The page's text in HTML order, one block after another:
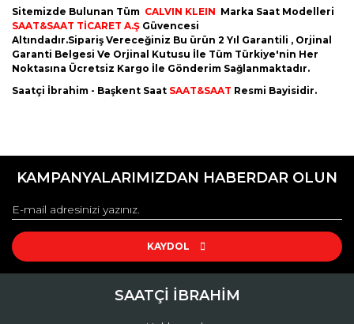
Sitemizde Bulunan Tüm CALVIN KLEIN Marka Saat Modelleri
SAAT&SAAT TİCARET A.Ş Güvencesi
Altındadır.Sipariş Vereceğiniz Bu ürün 2 Yıl Garantili , Orjinal
Garanti Belgesi Ve Orjinal Kutusu İle Tüm Türkiye'nin Her
Noktasına Ücretsiz Kargo İle Gönderim Sağlanmaktadır.
Saatçi İbrahim - Başkent Saat SAAT&SAAT Resmi Bayisidir.
konularda yetersiz gördüğünüz noktaları öneri formunu
Görüş ve önerileriniz için teşekkür ederiz.
Ürün resmi kalitesiz, bozuk veya görüntülenemiyor.
Ürün açıklamasında eksik bilgiler bulunuyor.
Ürün fiyatı diğer sitelerden daha pahalı.
KAMPANYALARIMIZDAN HABERDAR OLUN
KAYDOL
SAATÇİ İBRAHİM